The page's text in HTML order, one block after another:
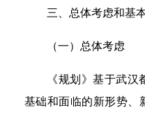
三、总体考虑和基
（一）总体考虑
《规划》基于武
基础和面临的新形势、